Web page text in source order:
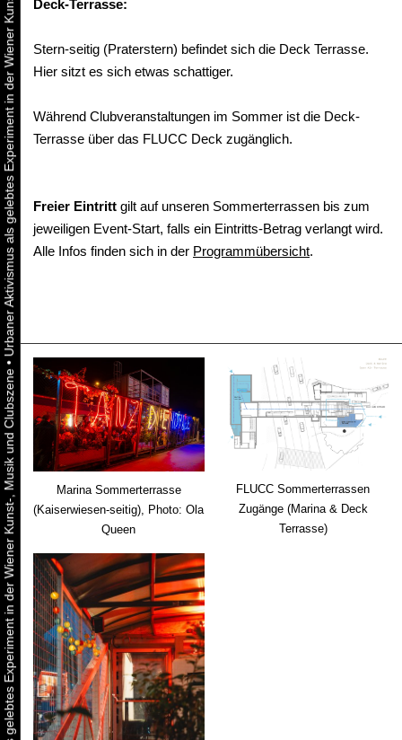
Urbaner Aktivismus als gelebtes Experiment in der Wiener Kunst-, Musik und Clubszene
•
Urbaner Aktivismus als gelebtes Experiment in der Wiener Kunst-, Musik und Clubszene Deck-Terrasse:
Stern-seitig (Praterstern) befindet sich die Deck Terrasse.
Hier sitzt es sich etwas schattiger.
Während Clubveranstaltungen im Sommer ist die Deck-
Terrasse über das FLUCC Deck zugänglich.
Freier Eintritt gilt auf unseren Sommerterrassen bis zum
jeweiligen Event-Start, falls ein Eintritts-Betrag verlangt wird.
Alle Infos finden sich in der Programmübersicht.
Marina Sommerterrasse
(Kaiserwiesen-seitig), Photo: Ola
Queen
FLUCC Sommerterrassen
Zugänge (Marina & Deck
Terrasse)